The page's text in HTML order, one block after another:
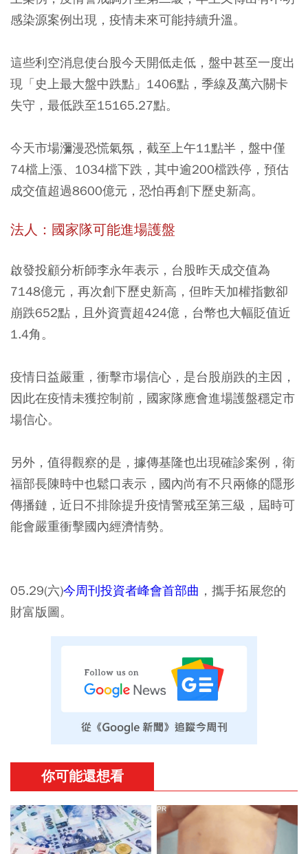
感染源案例出現，疫情未來可能持續升溫。
這些利空消息使台股今天開低走低，盤中甚至一度出
現「史上最大盤中跌點」1406點，季線及萬六關卡
失守，最低跌至15165.27點。
今天市場瀰漫恐慌氣氛，截至上午11點半， 盤中僅
74檔上漲、1034檔下跌，其中逾200檔跌停，預估
成交值超過8600億元， 恐怕再創下歷史新高。
法人：國家隊可能進場護盤
啟發投顧分析師李永年表示，台股昨天成交值為
7148億元，再次創下歷史新高，但昨天加權指數卻
崩跌652點，且外資賣超424億，台幣也大幅貶值近
1.4角。
疫情日益嚴重，衝擊市場信心，是台股崩跌的主因，
因此在疫情未獲控制前，國家隊應會進場護盤穩定市
場信心。
另外，值得觀察的是，據傳基隆也出現確診案例，衛
福部長陳時中也鬆口表示，國內尚有不只兩條的隱形
傳播鏈，近日不排除提升疫情警戒至第三級，屆時可
能會嚴重衝擊國內經濟情勢。
05.29(六)今周刊投資者峰會首部曲 ，攜手拓展您的
財富版圖。